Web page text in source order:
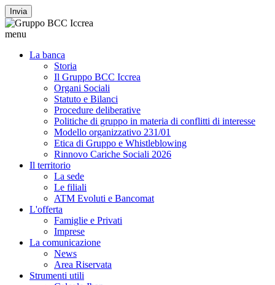
Invia
menu
La banca
Storia
Il Gruppo BCC Iccrea
Organi Sociali
Statuto e Bilanci
Procedure deliberative
Politiche di gruppo in materia di conflitti di interesse
Modello organizzativo 231/01
Etica di Gruppo e Whistleblowing
Rinnovo Cariche Sociali 2026
Il territorio
La sede
Le filiali
ATM Evoluti e Bancomat
L'offerta
Famiglie e Privati
Imprese
La comunicazione
News
Area Riservata
Strumenti utili